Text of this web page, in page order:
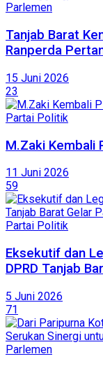
Parlemen
Tanjab Barat
Ranperda
15 Juni 2026
23
Partai Politik
M.Zaki Kembali
11 Juni 2026
59
Partai Politik
Eksekutif dan
DPRD Tanjab
5 Juni 2026
71
Parlemen